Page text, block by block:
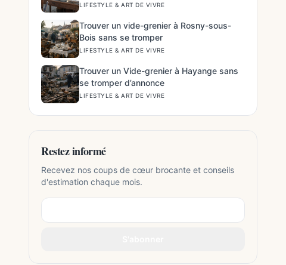
LIFESTYLE & ART DE VIVRE
Trouver un vide-grenier à Rosny-sous-
Bois sans se tromper
LIFESTYLE & ART DE VIVRE
Trouver un Vide-grenier à Hayange sans
se tromper d’annonce
LIFESTYLE & ART DE VIVRE
Restez informé
Recevez nos coups de cœur brocante et conseils
d'estimation chaque mois.